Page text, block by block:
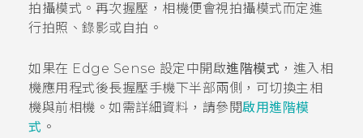
拍攝模式。再次握壓，相機便會視拍攝模式而定進
行拍照、錄影或自拍。
如果在 Edge Sense 設定中開啟進階模式 ，進入相
機應用程式後長握壓手機下半部兩側，可切換主相
機與前相機。如需詳細資料，請參閱啟用進階模
式 。